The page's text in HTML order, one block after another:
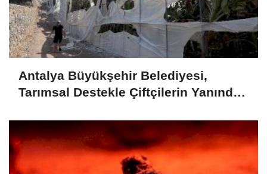
Antalya Büyükşehir Belediyesi,
Tarımsal Destekle Çiftçilerin Yanında: